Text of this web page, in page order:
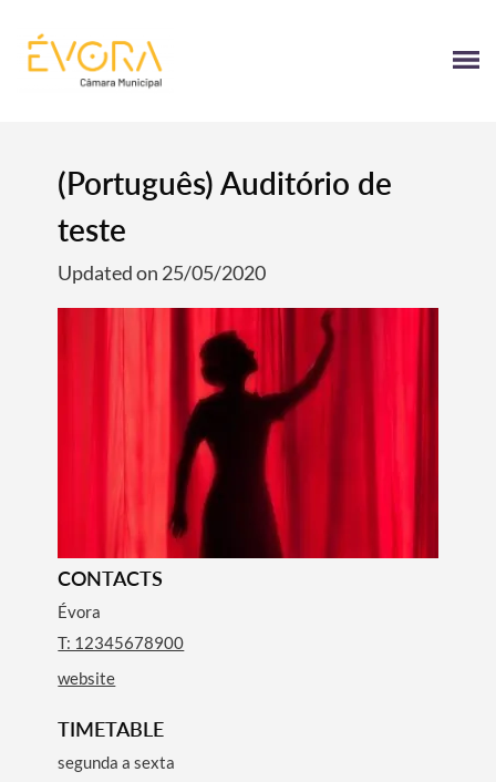
(Português) Auditório de
teste
Updated on 25/05/2020
CONTACTS
Évora
T: 12345678900
website
TIMETABLE
segunda a sexta